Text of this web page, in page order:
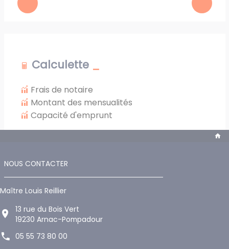
Calculette
Frais de notaire
Montant des mensualités
Capacité d'emprunt
NOUS CONTACTER
Maître Louis Reillier
13 rue du Bois Vert
19230 Arnac-Pompadour
05 55 73 80 00